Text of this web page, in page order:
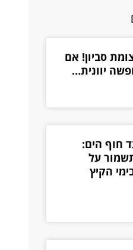
סביון! אם
יוונית…
חוף הים:
על
הקיץ